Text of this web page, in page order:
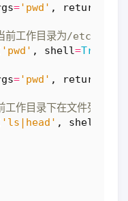
='pwd' , returncode
前工作目录为/etc
'pwd' , shell=True
='pwd' , returncode
作目录下在文件列表
'ls|head' , shell